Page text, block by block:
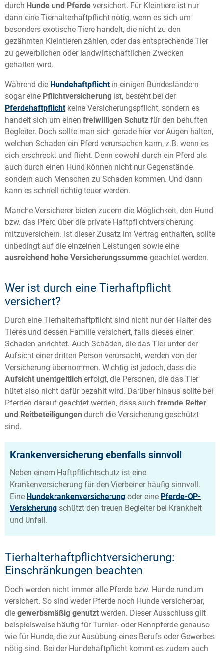
durch Hunde und Pferde versichert. Für Kleintiere ist nur
dann eine Tierhalterhaftpflicht nötig, wenn es sich um
besonders exotische Tiere handelt, die nicht zu den
gezähmten Kleintieren zählen, oder das entsprechende Tier
zu gewerblichen oder landwirtschaftlichen Zwecken
gehalten wird.
Während die Hundehaftpflichtin einigen Bundesländern
sogar eine Pflichtversicherung ist, besteht bei der
Pferdehaftpflichtkeine Versicherungspflicht, sondern es
handelt sich um einen freiwilligen Schutz für den behuften
Begleiter. Doch sollte man sich gerade hier vor Augen halten,
welchen Schaden ein Pferd verursachen kann, z.B. wenn es
sich erschreckt und flieht. Denn sowohl durch ein Pferd als
auch durch einen Hund können nicht nur Gegenstände,
sondern auch Menschen zu Schaden kommen. Und dann
kann es schnell richtig teuer werden.
Manche Versicherer bieten zudem die Möglichkeit, den Hund
bzw. das Pferd über die private Haftpflichtversicherung
mitzuversichern. Ist dieser Zusatz im Vertrag enthalten, sollte
unbedingt auf die einzelnen Leistungen sowie eine
ausreichend hohe Versicherungssumme geachtet werden.
Wer ist durch eine Tierhaftpflicht
versichert?
Durch eine Tierhalterhaftpflicht sind nicht nur der Halter des
Tieres und dessen Familie versichert, falls dieses einen
Schaden anrichtet. Auch Schäden, die das Tier unter der
Aufsicht einer dritten Person verursacht, werden von der
Versicherung übernommen. Wichtig ist jedoch, dass die
Aufsicht unentgeltlich erfolgt, die Personen, die das Tier
hütet also nicht dafür bezahlt wird. Darüber hinaus sollte bei
Pferden darauf geachtet werden, dass auch fremde Reiter
und Reitbeteiligungen durch die Versicherung geschützt
sind.
Krankenversicherung ebenfalls sinnvoll
Neben einem Haftpftlichtschutz ist eine
Krankenversicherung für den Vierbeiner häufig sinnvoll.
Eine Hundekrankenversicherung oder eine Pferde-OP-
Versicherung schützt den treuen Begleiter bei Krankheit
und Unfall.
Tierhalterhaftpflichtversicherung:
Einschränkungen beachten
Doch werden nicht immer alle Pferde bzw. Hunde rundum
versichert. So sind weder Pferde noch Hunde versicherbar,
die gewerbsmäßig genutzt werden. Dieser Ausschluss gilt
beispielsweise häufig für Turnier- oder Rennpferde genauso
wie für Hunde, die zur Ausübung eines Berufs oder Gewerbes
nötig sind. Bei der Hundehaftpflicht kommt es zudem auch